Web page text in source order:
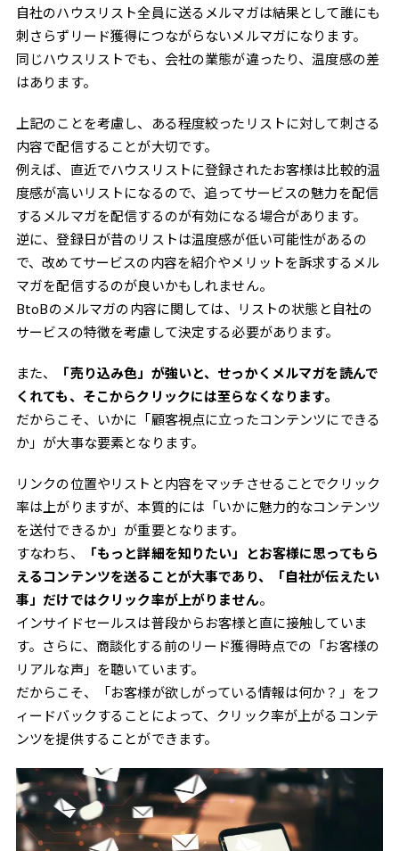
自社のハウスリスト全員に送るメルマガは結果として誰にも
刺さらずリード獲得につながらないメルマガになります。
同じハウスリストでも、会社の業態が違ったり、温度感の差
はあります。
上記のことを考慮し、ある程度絞ったリストに対して刺さる
内容で配信することが大切です。
例えば、直近でハウスリストに登録されたお客様は比較的温
度感が高いリストになるので、追ってサービスの魅力を配信
するメルマガを配信するのが有効になる場合があります。
逆に、登録日が昔のリストは温度感が低い可能性があるの
で、改めてサービスの内容を紹介やメリットを訴求するメル
マガを配信するのが良いかもしれません。
BtoBのメルマガの内容に関しては、リストの状態と自社の
サービスの特徴を考慮して決定する必要があります。
また、
「売り込み色」が強いと、せっかくメルマガを読んで
くれても、そこからクリックには至らなくなります。
だからこそ、いかに「顧客視点に立ったコンテンツにできる
か」が大事な要素となります。
リンクの位置やリストと内容をマッチさせることでクリック
率は上がりますが、本質的には「いかに魅力的なコンテンツ
を送付できるか」が重要となります。
すなわち、
「もっと詳細を知りたい」とお客様に思ってもら
えるコンテンツを送ることが大事であり、「自社が伝えたい
事」だけではクリック率が上がりません。
インサイドセールスは普段からお客様と直に接触していま
す。さらに、商談化する前のリード獲得時点での「お客様の
リアルな声」を聴いています。
だからこそ、「お客様が欲しがっている情報は何か？」をフ
ィードバックすることによって、クリック率が上がるコンテ
ンツを提供することができます。